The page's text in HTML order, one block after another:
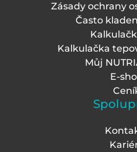
Zásady ochrany
Často
Kalkulačka
Můj
E-